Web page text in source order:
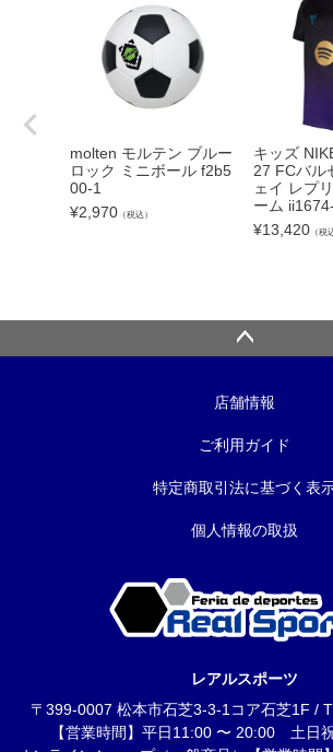
molten モルテン ブルー
ロック ミニボール f2b5
00-1
¥2,970 （税込）
キッズ
27 FCバル
ェイ レプ
ーム
¥13,420 （税
店舗情報
ご利用ガイド
特定商取引法に基づく表
個人情報の取扱
レアルスポーツ
〒399-0007 松本市石芝3-3-1コア石芝1F /
【営業時間】平日11:00 〜 20:00 土日